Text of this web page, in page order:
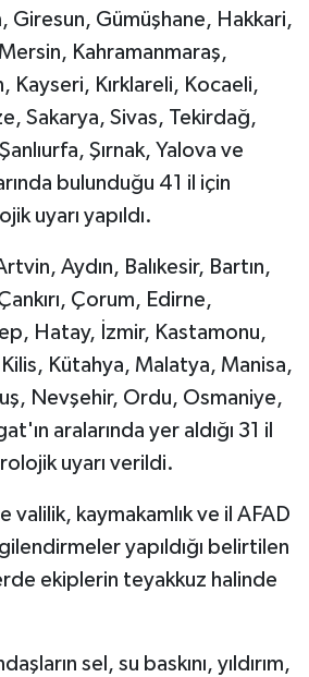
Giresun, Gümüşhane, Hakkari,
Kahramanmaraş,
Kayseri, Kırklareli, Kocaeli,
Sakarya, Sivas, Tekirdağ,
Şırnak, Yalova ve
bulunduğu 41 il için
uyarı yapıldı.
Aydın, Balıkesir, Bartın,
Çorum, Edirne,
Hatay, İzmir, Kastamonu,
Kilis, Kütahya, Malatya, Manisa,
Nevşehir, Ordu, Osmaniye,
aralarında yer aldığı 31 il
uyarı verildi.
valilik, kaymakamlık ve il AFAD
yapıldığı belirtilen
ekiplerin teyakkuz halinde
sel, su baskını, yıldırım,